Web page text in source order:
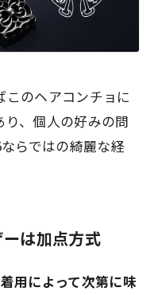
このヘアコンチョに
、個人の好みの問
らではの綺麗な経
は加点方式
用によって次第に味